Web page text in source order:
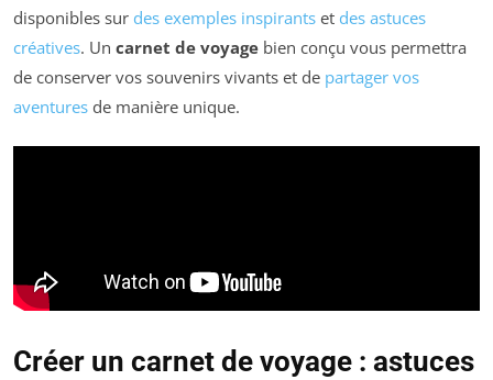
disponibles sur des exemples inspirants et des astuces
créatives. Un carnet de voyage bien conçu vous permettra
de conserver vos souvenirs vivants et de partager vos
aventures de manière unique.
Créer un carnet de voyage : astuces